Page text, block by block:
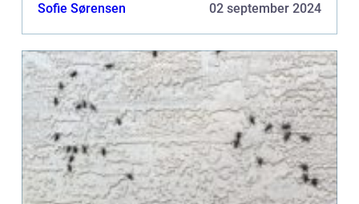
Sofie Sørensen 02 september 2024